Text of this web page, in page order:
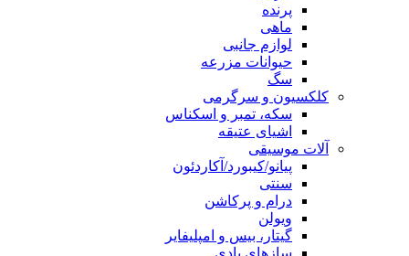
پرنده
ماهی
لوازم جانبی
حیوانات مزرعه
سگ
کلکسیون و سرگرمی
سکه، تمبر و اسکناس
اشیای عتیقه
آلات موسیقی
پیانو/کیبورد/آکاردئون
سنتی
درام و پرکاشن
ویولن
گیتار، بیس و امپلیفایر